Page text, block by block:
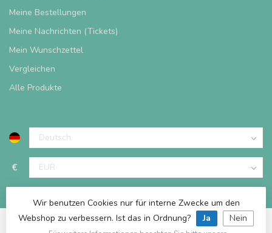
Meine Bestellungen
Meine Nachrichten (Tickets)
Mein Wunschzettel
Vergleichen
Alle Produkte
€
Wir benutzen Cookies nur für interne Zwecke um den
Webshop zu verbessern. Ist das in Ordnung?
Ja Nein